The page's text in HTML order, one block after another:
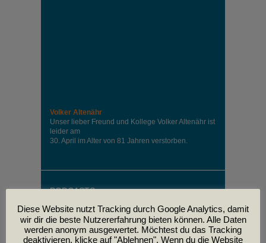
Volker Altenähr
Unser lieber Freund und Kollege Volker Altenähr ist
leider am
30. April im Alter von 81 Jahren verstorben.
PODCASTS
Diese Website nutzt Tracking durch Google Analytics, damit
wir dir die beste Nutzererfahrung bieten können. Alle Daten
werden anonym ausgewertet. Möchtest du das Tracking
deaktivieren, klicke auf "Ablehnen". Wenn du die Website